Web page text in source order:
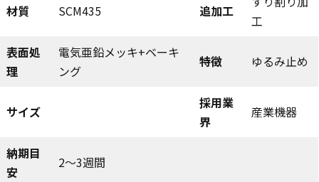
材質 SCM435 追加工
工
表面処
理
電気亜鉛メッキ+ベーキ
ング
特徴 ゆるみ止め
サイズ
採用業
界
産業機器
納期目
安
2～3週間